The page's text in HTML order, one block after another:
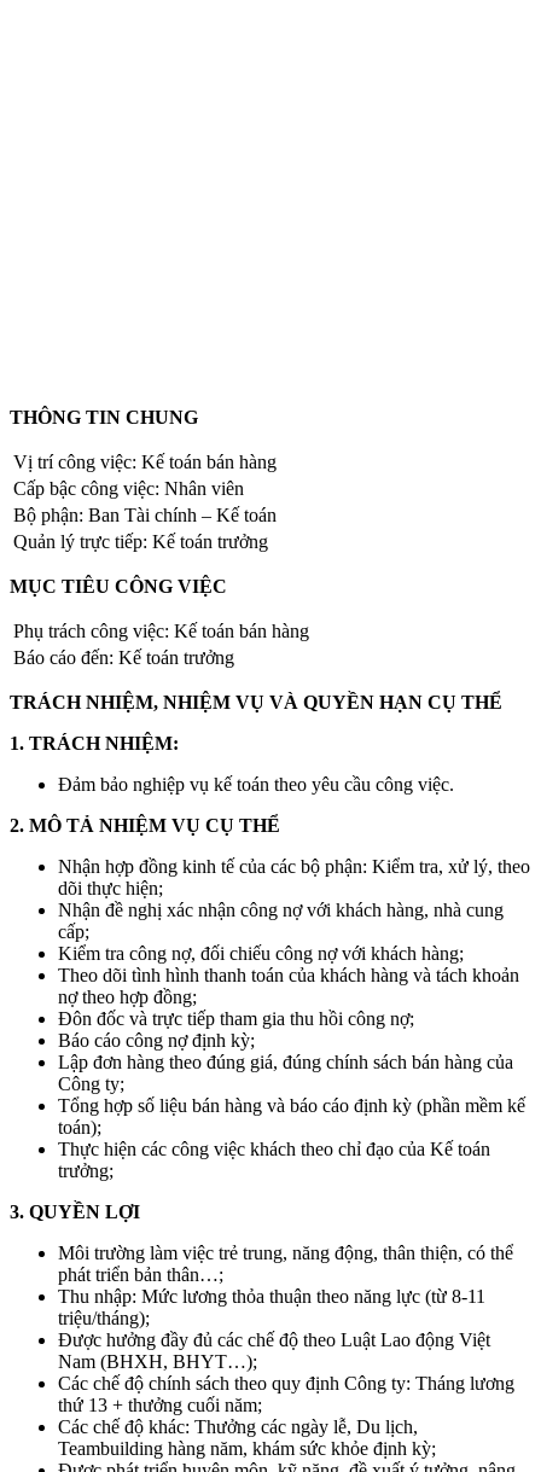
THÔNG TIN CHUNG
Vị trí công việc: Kế toán bán hàng
Cấp bậc công việc: Nhân viên
Bộ phận: Ban Tài chính – Kế toán
Quản lý trực tiếp: Kế toán trưởng
MỤC TIÊU CÔNG VIỆC
Phụ trách công việc: Kế toán bán hàng
Báo cáo đến: Kế toán trưởng
TRÁCH NHIỆM, NHIỆM VỤ VÀ QUYỀN HẠN CỤ THỂ
1. TRÁCH NHIỆM:
Đảm bảo nghiệp vụ kế toán theo yêu cầu công việc.
2. MÔ TẢ NHIỆM VỤ CỤ THỂ
Nhận hợp đồng kinh tế của các bộ phận: Kiểm tra, xử lý, theo
dõi thực hiện;
Nhận đề nghị xác nhận công nợ với khách hàng, nhà cung
cấp;
Kiểm tra công nợ, đối chiếu công nợ với khách hàng;
Theo dõi tình hình thanh toán của khách hàng và tách khoản
nợ theo hợp đồng;
Đôn đốc và trực tiếp tham gia thu hồi công nợ;
Báo cáo công nợ định kỳ;
Lập đơn hàng theo đúng giá, đúng chính sách bán hàng của
Công ty;
Tổng hợp số liệu bán hàng và báo cáo định kỳ (phần mềm kế
toán);
Thực hiện các công việc khách theo chỉ đạo của Kế toán
trưởng;
3. QUYỀN LỢI
Môi trường làm việc trẻ trung, năng động, thân thiện, có thể
phát triển bản thân…;
Thu nhập: Mức lương thỏa thuận theo năng lực (từ 8-11
triệu/tháng);
Được hưởng đầy đủ các chế độ theo Luật Lao động Việt
Nam (BHXH, BHYT…);
Các chế độ chính sách theo quy định Công ty: Tháng lương
thứ 13 + thưởng cuối năm;
Các chế độ khác: Thưởng các ngày lễ, Du lịch,
Teambuilding hàng năm, khám sức khỏe định kỳ;